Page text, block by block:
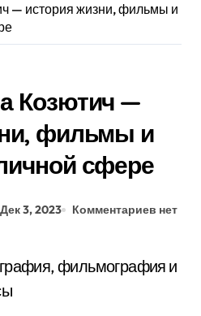
— история жизни, фильмы и
Козютич —
фильмы и
сфере
Дек 3, 2023 Комментариев нет